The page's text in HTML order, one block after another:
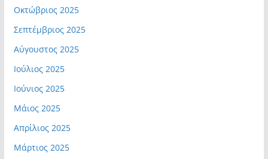
Οκτώβριος 2025
Σεπτέμβριος 2025
Αύγουστος 2025
Ιούλιος 2025
Ιούνιος 2025
Μάιος 2025
Απρίλιος 2025
Μάρτιος 2025